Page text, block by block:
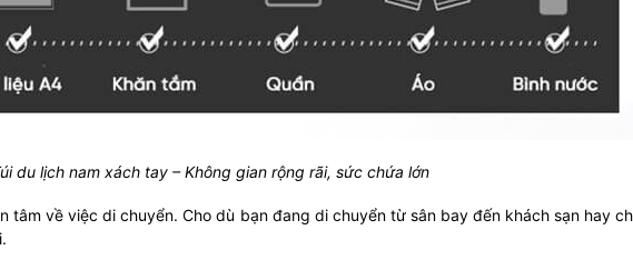
du lịch nam xách tay – Không gian rộng rãi, sức chứa lớn
tâm về việc di chuyển. Cho dù bạn đang di chuyển từ sân bay đến khách sạn hay